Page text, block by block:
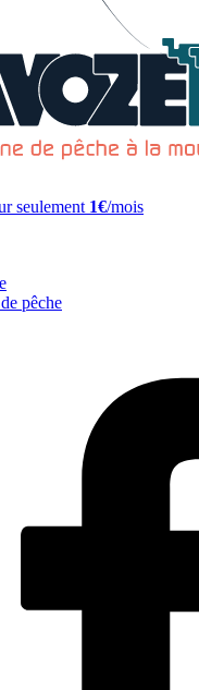
seulement 1€/mois
pêche